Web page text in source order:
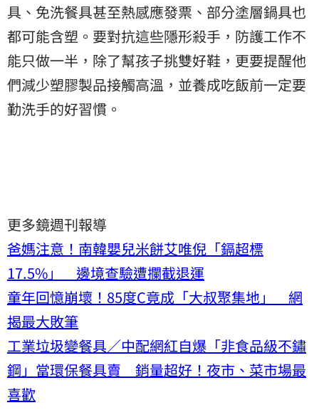
具、免洗餐具甚至熱感應發票、部分塗層鍋具也
都可能含塑。要對抗這些隱形殺手，防護工作不
能只做一半，除了幫孩子挑雙好鞋，更要提醒他
們減少塑膠製品接觸高溫，並養成吃飯前一定要
勤洗手的好習慣。
更多鏡週刊報導
爸媽注意！南韓嬰兒米餅艾唯倪「鎘超標
17.5%」 邊境查驗遭攔截退運
童年回憶崩壞！85度C竟成「大叔聚集地」 網
揭最大敗筆
工業垃圾變餐具／中配網紅自爆「非食品級不鏽
鋼」當環保餐具賣 銷量超好！夜市、菜市場最
喜歡